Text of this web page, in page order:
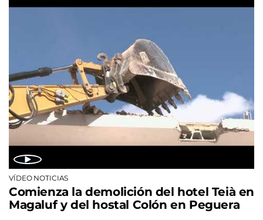
VÍDEO NOTICIAS
Comienza la demolición del hotel Teià en
Magaluf y del hostal Colón en Peguera